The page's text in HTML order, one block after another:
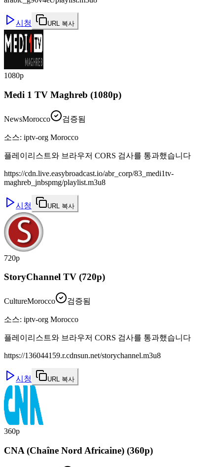
시청 URL 복사
1080p
Medi 1 TV Maghreb (1080p)
NewsMorocco 검증됨
소스: iptv-org Morocco
플레이리스트와 브라우저 CORS 검사를 통과했습니다
https://cdn.live.easybroadcast.io/abr_corp/83_medi1tv-
maghreb_jnbspmg/playlist.m3u8
시청 URL 복사
720p
StoryChannel TV (720p)
CultureMorocco 검증됨
소스: iptv-org Morocco
플레이리스트와 브라우저 CORS 검사를 통과했습니다
https://136044159.r.cdnsun.net/storychannel.m3u8
시청 URL 복사
360p
CNA (Chaîne Nord Africaine) (360p)